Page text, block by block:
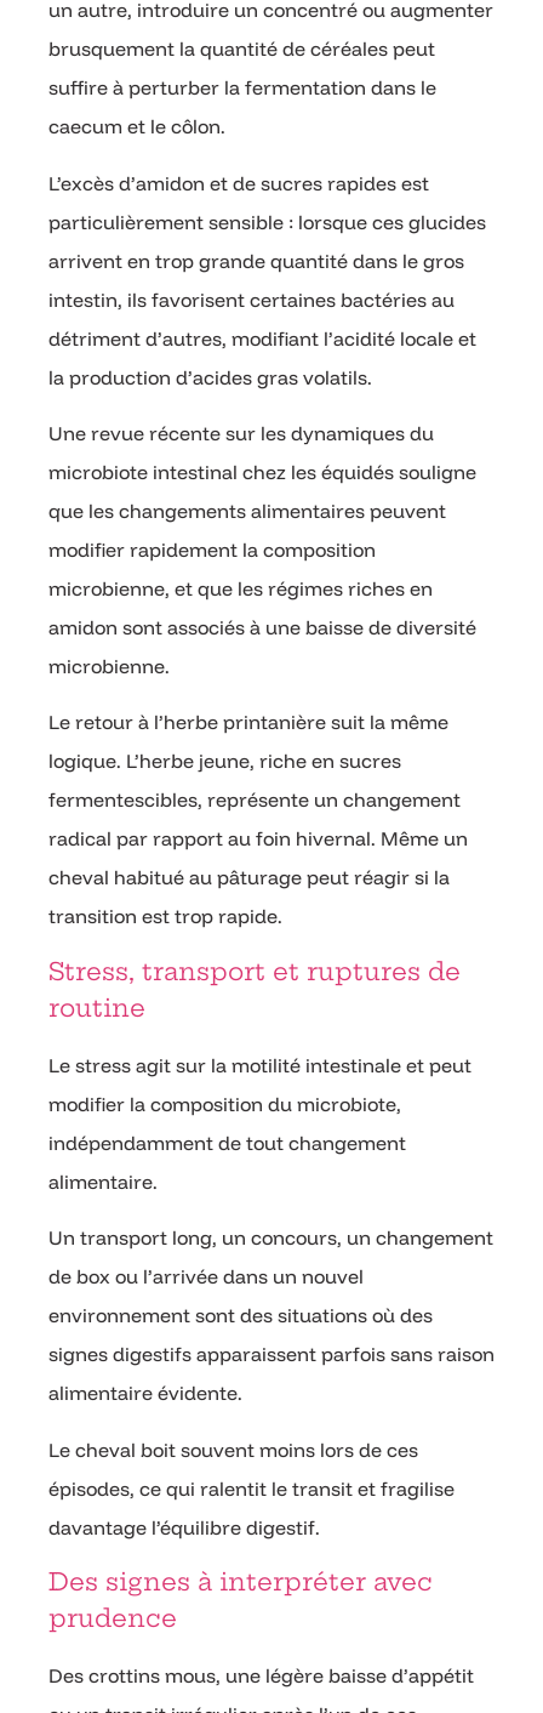
un autre, introduire un concentré ou augmenter
brusquement la quantité de céréales peut
suffire à perturber la fermentation dans le
caecum et le côlon.
L’excès d’amidon et de sucres rapides est
particulièrement sensible : lorsque ces glucides
arrivent en trop grande quantité dans le gros
intestin, ils favorisent certaines bactéries au
détriment d’autres, modifiant l’acidité locale et
la production d’acides gras volatils.
Une revue récente sur les dynamiques du
microbiote intestinal chez les équidés souligne
que les changements alimentaires peuvent
modifier rapidement la composition
microbienne, et que les régimes riches en
amidon sont associés à une baisse de diversité
microbienne.
Le retour à l’herbe printanière suit la même
logique. L’herbe jeune, riche en sucres
fermentescibles, représente un changement
radical par rapport au foin hivernal. Même un
cheval habitué au pâturage peut réagir si la
transition est trop rapide.
Stress, transport et ruptures de
routine
Le stress agit sur la motilité intestinale et peut
modifier la composition du microbiote,
indépendamment de tout changement
alimentaire.
Un transport long, un concours, un changement
de box ou l’arrivée dans un nouvel
environnement sont des situations où des
signes digestifs apparaissent parfois sans raison
alimentaire évidente.
Le cheval boit souvent moins lors de ces
épisodes, ce qui ralentit le transit et fragilise
davantage l’équilibre digestif.
Des signes à interpréter avec
prudence
Des crottins mous, une légère baisse d’appétit